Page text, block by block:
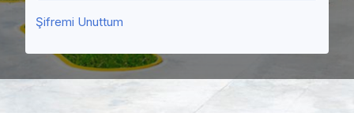
Şifremi Unuttum